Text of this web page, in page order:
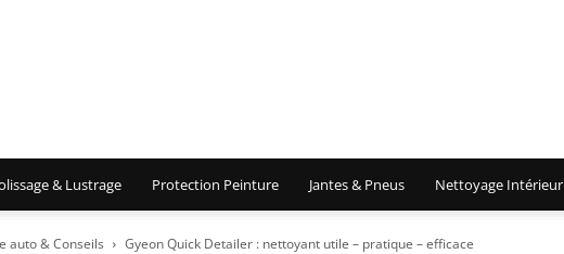
& Lustrage Protection Peinture Jantes & Pneus Nettoyage Intérieur
auto & Conseils Gyeon Quick Detailer : nettoyant utile – pratique – efficace